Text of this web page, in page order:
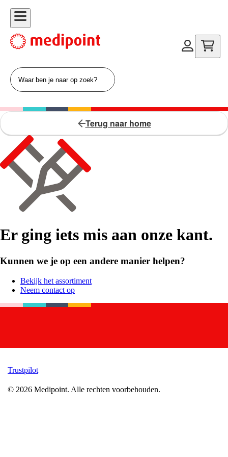
Terug naar home
Er ging iets mis aan onze kant.
Kunnen we je op een andere manier helpen?
Bekijk het assortiment
Neem contact op
Trustpilot
© 2026 Medipoint. Alle rechten voorbehouden.